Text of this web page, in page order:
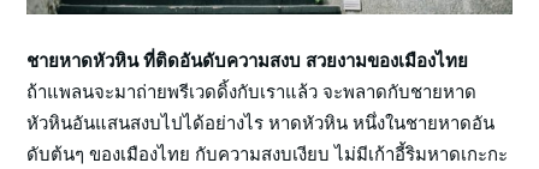
ชายหาดหัวหิน ที่ติดอันดับความสงบ สวยงามของเมืองไทย
ถ้าแพลนจะมาถ่ายพรีเวดดิ้งกับเราแล้ว จะพลาดกับชายหาด
หัวหินอันแสนสงบไปได้อย่างไร หาดหัวหิน หนึ่งในชายหาดอัน
ดับต้นๆ ของเมืองไทย กับความสงบเงียบ ไม่มีเก้าอี้ริมหาดเกะกะ